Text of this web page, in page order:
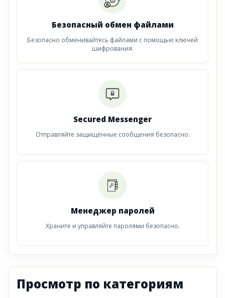
Безопасный обмен файлами
Безопасно обменивайтесь файлами с помощью ключей
шифрования.
Secured Messenger
Отправляйте защищённые сообщения безопасно.
Менеджер паролей
Храните и управляйте паролями безопасно.
Просмотр по категориям